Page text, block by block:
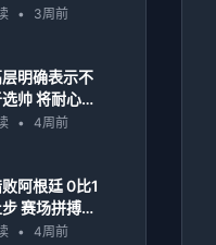
与竞技水平
• 3周前
明确表示不
帅 将耐心等
选
• 4周前
阿根廷 0比1
赛场拼搏见
旅对决
• 4周前